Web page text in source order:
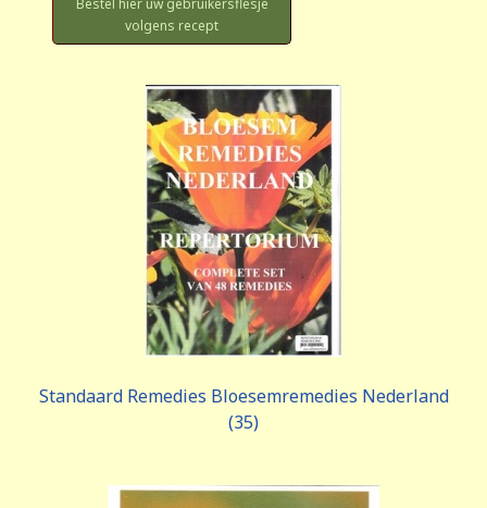
volgens recept
Standaard Remedies Bloesemremedies Nederland
(35)